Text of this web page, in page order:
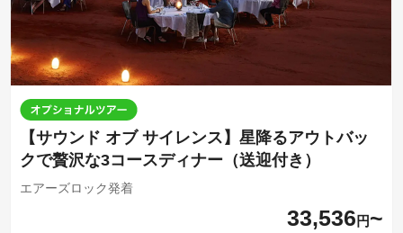
【サウンド オブ サイレンス】星降るアウトバッ
クで贅沢な3コースディナー（送迎付き）
エアーズロック発着
33,536 円